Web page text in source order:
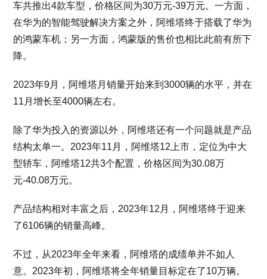
车共推出4款车型，价格区间为30万元-39万元。一方面，
在华为的智能驾驶解决方案之外，阿维塔终于搭载了华为
的鸿蒙车机；另一方面，鸿蒙版的售价也相比此前有所下
降。
2023年9月，阿维塔月销量开始来到3000辆的水平，并在
11月增长至4000辆左右。
除了华为投入的资源以外，阿维塔还有一个问题就是产品
结构太单一。2023年11月，阿维塔12上市，定位为中大
型轿车，阿维塔12共3个配置，价格区间为30.08万
元-40.08万元。
产品结构相对丰富之后，2023年12月，阿维塔终于迎来
了6106辆的销量高峰。
不过，从2023年全年来看，阿维塔的成绩单并不如人
意。2023年初，阿维塔将全年销量目标定在了10万辆。